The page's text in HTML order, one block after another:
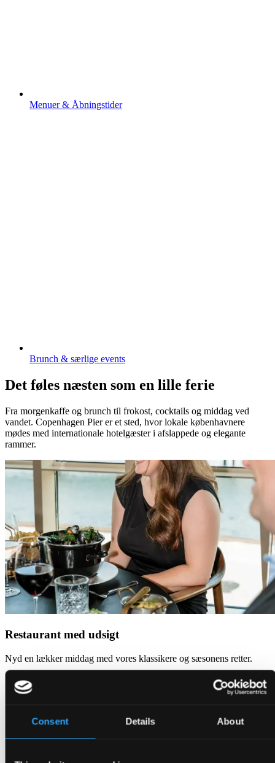
Consent Details About
Menuer & Åbningstider
Brunch & særlige events
Det føles næsten som en lille ferie
Fra morgenkaffe og brunch til frokost, cocktails og middag ved
vandet. Copenhagen Pier er et sted, hvor lokale københavnere
mødes med internationale hotelgæster i afslappede og elegante
rammer.
Restaurant med udsigt
Nyd en lækker middag med vores klassikere og sæsonens retter.